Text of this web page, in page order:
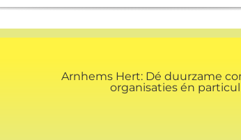
Arnhems Hert: Dé duurzame
organisaties én